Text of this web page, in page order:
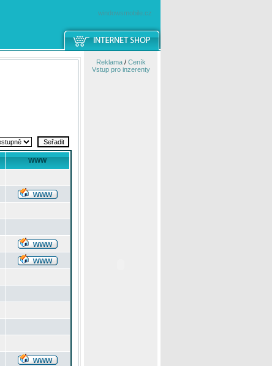
windowsmobile.cz
WWW
Reklama/ Ceník
Vstup pro inzerenty